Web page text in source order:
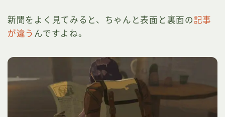
新聞をよく見てみると、ちゃんと表面と裏面の記事
が違う んですよね。